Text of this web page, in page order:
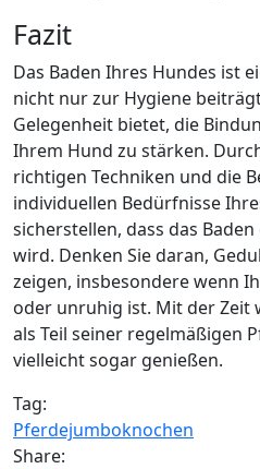
Fazit
Das Baden Ihres Hundes ist
nicht nur zur Hygiene
Gelegenheit bietet, die
Ihrem Hund zu stärken.
richtigen Techniken und die
individuellen Bedürfnisse
sicherstellen, dass das
wird. Denken Sie daran,
zeigen, insbesondere wenn
oder unruhig ist. Mit der Zeit
als Teil seiner regelmäßigen
vielleicht sogar genießen.
Tag:
Pferdejumboknochen
Share: